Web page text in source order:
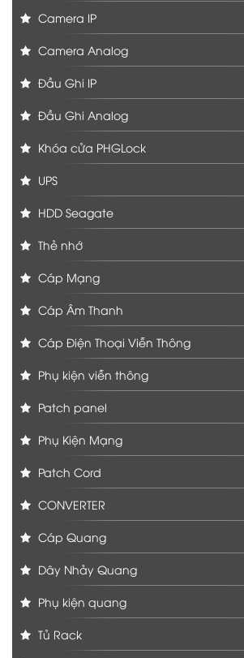
Camera IP
Camera Analog
Đầu Ghi IP
Đầu Ghi Analog
Khóa cửa PHGLock
UPS
HDD Seagate
Thẻ nhớ
Cáp Mạng
Cáp Âm Thanh
Cáp Điện Thoại Viễn Thông
Phụ kiện viễn thông
Patch panel
Phụ Kiện Mạng
Patch Cord
CONVERTER
Cáp Quang
Dây Nhảy Quang
Phụ kiện quang
Tủ Rack